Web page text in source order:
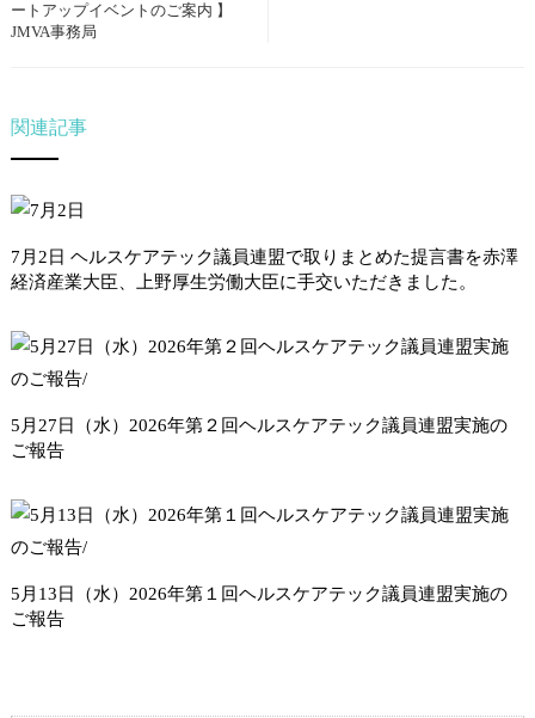
ートアップイベントのご案内 】
JMVA事務局
関連記事
7月2日 ヘルスケアテック議員連盟で取りまとめた提言書を赤澤
経済産業大臣、上野厚生労働大臣に手交いただきました。
5月27日（水）2026年第２回ヘルスケアテック議員連盟実施の
ご報告
5月13日（水）2026年第１回ヘルスケアテック議員連盟実施の
ご報告